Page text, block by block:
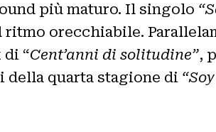
più maturo. Il singolo
orecchiabile.
“Cent’anni di solitudine”,
della quarta stagione di